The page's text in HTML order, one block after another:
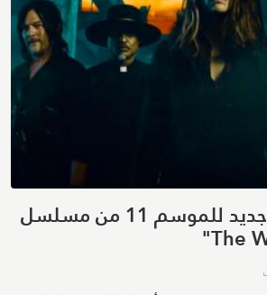
إعلان تشويقي جديد للموسم 11 من مسلسل